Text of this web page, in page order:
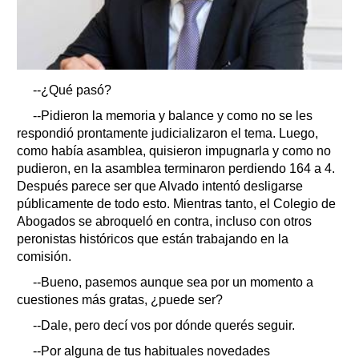
--¿Qué pasó?
--Pidieron la memoria y balance y como no se les
respondió prontamente judicializaron el tema. Luego,
como había asamblea, quisieron impugnarla y como no
pudieron, en la asamblea terminaron perdiendo 164 a 4.
Después parece ser que Alvado intentó desligarse
públicamente de todo esto. Mientras tanto, el Colegio de
Abogados se abroqueló en contra, incluso con otros
peronistas históricos que están trabajando en la
comisión.
--Bueno, pasemos aunque sea por un momento a
cuestiones más gratas, ¿puede ser?
--Dale, pero decí vos por dónde querés seguir.
--Por alguna de tus habituales novedades